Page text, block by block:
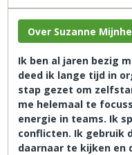
Over Suzanne
Ik ben al jaren bezig
deed ik lange tijd in
stap gezet om
me helemaal te
energie in teams. Ik
conflicten. Ik gebruik
daarnaar te kijken en